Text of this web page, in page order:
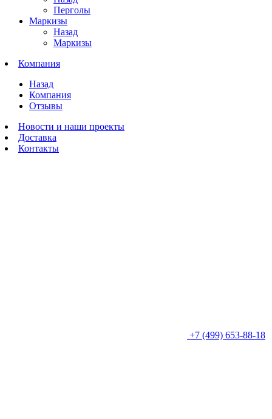
Перголы
Маркизы
Назад
Маркизы
Компания
Назад
Компания
Отзывы
Новости и наши проекты
Доставка
Контакты
+7 (499) 653-88-18